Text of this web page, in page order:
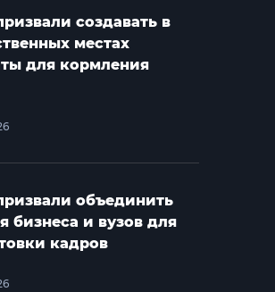
создавать в
местах
для кормления
объединить
бизнеса и вузов для
кадров